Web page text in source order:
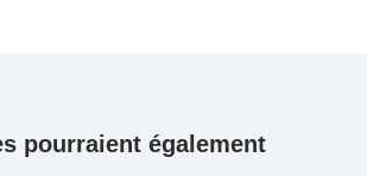
pourraient également